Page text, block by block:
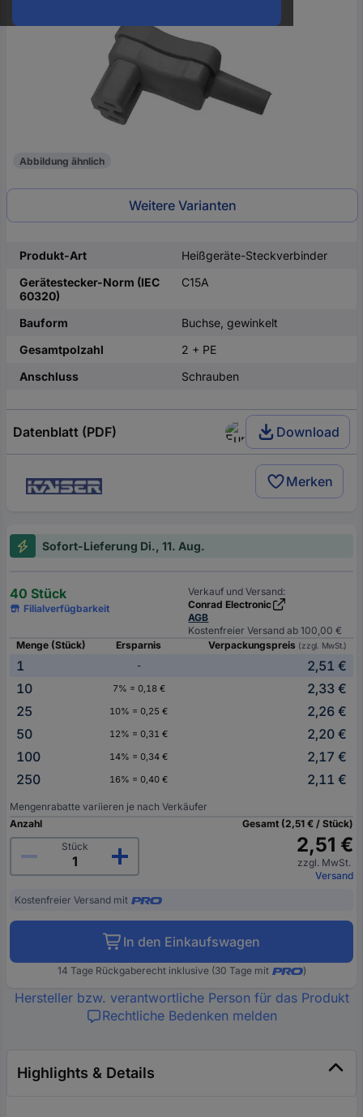
Abbildung ähnlich
Weitere Varianten
Produkt-Art
Heißgeräte-Steckverbinder
Gerätestecker-Norm (IEC
60320)
C15A
Bauform
Buchse, gewinkelt
Gesamtpolzahl
2 + PE
Anschluss
Schrauben
Datenblatt (PDF) Download
Merken
Sofort-Lieferung Di., 11. Aug.
40 Stück
Filialverfügbarkeit
Verkauf und Versand:
Conrad Electronic
AGB
Kostenfreier Versand ab 100,00 €
Menge (Stück)
Ersparnis Verpackungspreis (zzgl. MwSt.)
1 -
2,51 €
10
7% = 0,18 €
2,33 €
25
10% = 0,25 €
2,26 €
50
12% = 0,31 €
2,20 €
100
14% = 0,34 €
2,17 €
250
16% = 0,40 € 2,11 €
Mengenrabatte variieren je nach Verkäufer
Anzahl
Stück
Gesamt (2,51 € / Stück)
2,51 €
zzgl. MwSt.
Versand
Kostenfreier Versand mit
In den Einkaufswagen
14 Tage Rückgaberecht inklusive (30 Tage mit )
Hersteller bzw. verantwortliche Person für das Produkt
Rechtliche Bedenken melden
Highlights & Details